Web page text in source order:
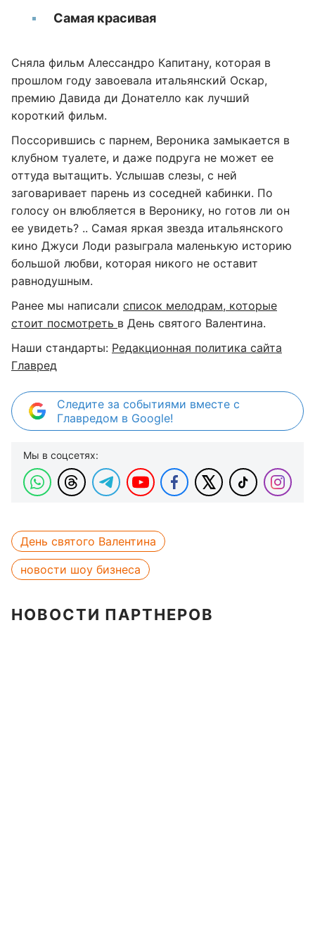
Самая красивая
Сняла фильм Алессандро Капитану, которая в
прошлом году завоевала итальянский Оскар,
премию Давида ди Донателло как лучший
короткий фильм.
Поссорившись с парнем, Вероника замыкается в
клубном туалете, и даже подруга не может ее
оттуда вытащить. Услышав слезы, с ней
заговаривает парень из соседней кабинки. По
голосу он влюбляется в Веронику, но готов ли он
ее увидеть? .. Самая яркая звезда итальянского
кино Джуси Лоди разыграла маленькую историю
большой любви, которая никого не оставит
равнодушным.
Ранее мы написали список мелодрам, которые
стоит посмотреть в День святого Валентина.
Наши стандарты: Редакционная политика сайта
Главред
Следите за событиями вместе с
Главредом в Google!
Мы в соцсетях:
День святого Валентина
новости шоу бизнеса
НОВОСТИ ПАРТНЕРОВ